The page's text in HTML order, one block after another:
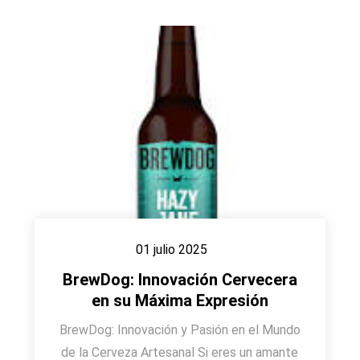
01 julio 2025
BrewDog: Innovación Cervecera
en su Máxima Expresión
BrewDog: Innovación y Pasión en el Mundo
de la Cerveza Artesanal Si eres un amante